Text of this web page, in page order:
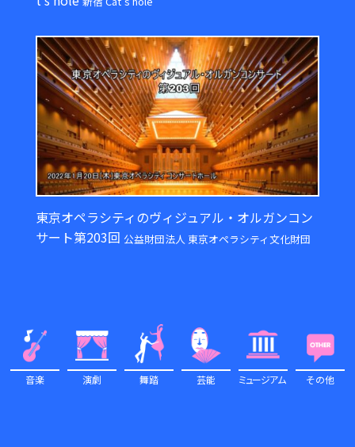
東京オペラシティのヴィジュアル・オルガンコン
サート第203回 公益財団法人 東京オペラシティ文化財団
音楽 演劇 舞踏 芸能 ミュージアム その他